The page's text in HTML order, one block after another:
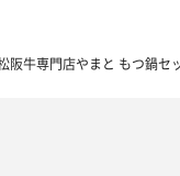
阪牛専門店やまと もつ鍋セ